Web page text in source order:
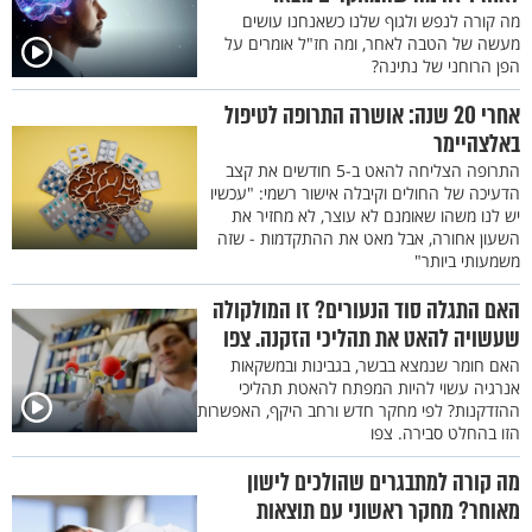
מה קורה לנפש ולגוף שלנו כשאנחנו עושים
מעשה של הטבה לאחר, ומה חז"ל אומרים על
הפן הרוחני של נתינה?
אחרי 20 שנה: אושרה התרופה לטיפול
באלצהיימר
התרופה הצליחה להאט ב-5 חודשים את קצב
הדעיכה של החולים וקיבלה אישור רשמי: "עכשיו
יש לנו משהו שאומנם לא עוצר, לא מחזיר את
השעון אחורה, אבל מאט את ההתקדמות - שזה
משמעותי ביותר"
האם התגלה סוד הנעורים? זו המולקולה
שעשויה להאט את תהליכי הזקנה. צפו
האם חומר שנמצא בבשר, בגבינות ובמשקאות
אנרגיה עשוי להיות המפתח להאטת תהליכי
ההזדקנות? לפי מחקר חדש ורחב היקף, האפשרות
הזו בהחלט סבירה. צפו
מה קורה למתבגרים שהולכים לישון
מאוחר? מחקר ראשוני עם תוצאות